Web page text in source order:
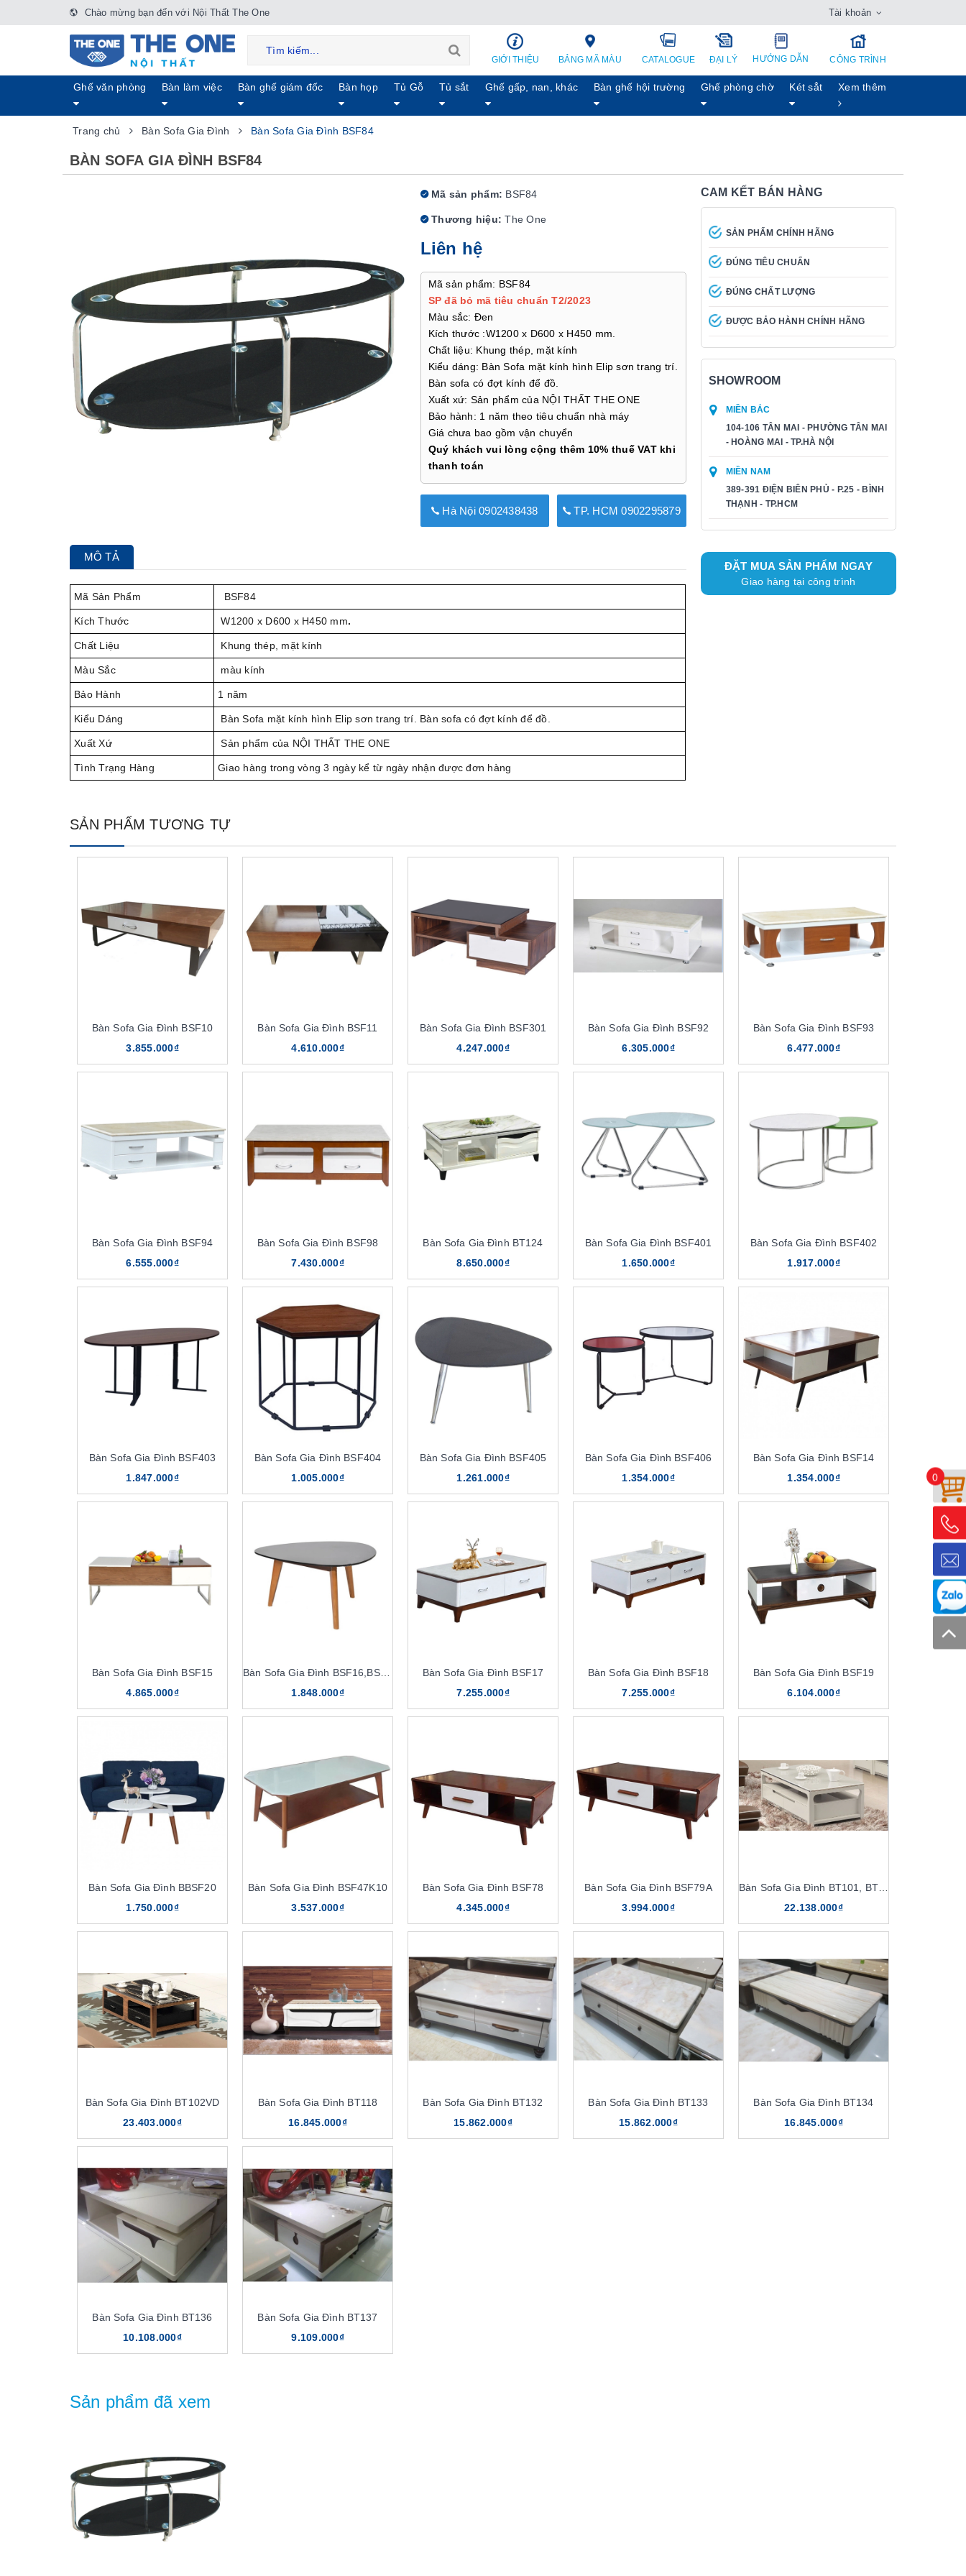
Chào mừng bạn đến với Nội Thất The One Tài khoản
GIỚI THIỆU BẢNG MÃ MÀU CATALOGUE ĐẠI LÝ HƯỚNG DẪN CÔNG TRÌNH
Ghế văn phòng Bàn làm việc Bàn ghế giám đốc Bàn họp Tủ Gỗ Tủ sắt Ghế gấp, nan, khác Bàn ghế hội trường Ghế phòng chờ Két sẳt Xem thêm
Trang chủ Bàn Sofa Gia Đình Bàn Sofa Gia Đình BSF84
BÀN SOFA GIA ĐÌNH BSF84
Mã sản phẩm: BSF84
Thương hiệu: The One
Liên hệ
Mã sản phẩm: BSF84
SP đã bỏ mã tiêu chuẩn T2/2023
Màu sắc: Đen
Kích thước :W1200 x D600 x H450 mm.
Chất liệu: Khung thép, mặt kính
Kiểu dáng: Bàn Sofa mặt kính hình Elip sơn trang trí.
Bàn sofa có đợt kính để đồ.
Xuất xứ: Sản phẩm của NỘI THẤT THE ONE
Bảo hành: 1 năm theo tiêu chuẩn nhà máy
Giá chưa bao gồm vận chuyển
Quý khách vui lòng cộng thêm 10% thuế VAT khi
thanh toán
Hà Nội 0902438438 TP. HCM 0902295879
CAM KẾT BÁN HÀNG
SẢN PHẨM CHÍNH HÃNG
ĐÚNG TIÊU CHUẨN
ĐÚNG CHẤT LƯỢNG
ĐƯỢC BẢO HÀNH CHÍNH HÃNG
SHOWROOM
MIỀN BẮC
104-106 TÂN MAI - PHƯỜNG TÂN MAI
- HOÀNG MAI - TP.HÀ NỘI
MIỀN NAM
389-391 ĐIỆN BIÊN PHỦ - P.25 - BÌNH
THẠNH - TP.HCM
MÔ TẢ
Mã Sản Phẩm BSF84
Kích Thước W1200 x D600 x H450 mm.
Chất Liệu Khung thép, mặt kính
Màu Sắc màu kính
Bảo Hành 1 năm
Kiểu Dáng Bàn Sofa mặt kính hình Elip sơn trang trí. Bàn sofa có đợt kính để đồ.
Xuất Xứ Sản phẩm của NỘI THẤT THE ONE
Tình Trạng Hàng Giao hàng trong vòng 3 ngày kể từ ngày nhận được đơn hàng
ĐẶT MUA SẢN PHẨM NGAY
Giao hàng tại công trình
SẢN PHẨM TƯƠNG TỰ
Bàn Sofa Gia Đình BSF10
3.855.000₫
Bàn Sofa Gia Đình BSF11
4.610.000₫
Bàn Sofa Gia Đình BSF301
4.247.000₫
Bàn Sofa Gia Đình BSF92
6.305.000₫
Bàn Sofa Gia Đình BSF93
6.477.000₫
Bàn Sofa Gia Đình BSF94
6.555.000₫
Bàn Sofa Gia Đình BSF98
7.430.000₫
Bàn Sofa Gia Đình BT124
8.650.000₫
Bàn Sofa Gia Đình BSF401
1.650.000₫
Bàn Sofa Gia Đình BSF402
1.917.000₫
Bàn Sofa Gia Đình BSF403
1.847.000₫
Bàn Sofa Gia Đình BSF404
1.005.000₫
Bàn Sofa Gia Đình BSF405
1.261.000₫
Bàn Sofa Gia Đình BSF406
1.354.000₫
Bàn Sofa Gia Đình BSF14
1.354.000₫
Bàn Sofa Gia Đình BSF15
4.865.000₫
Bàn Sofa Gia Đình BSF16,BSF16,K8
1.848.000₫
Bàn Sofa Gia Đình BSF17
7.255.000₫
Bàn Sofa Gia Đình BSF18
7.255.000₫
Bàn Sofa Gia Đình BSF19
6.104.000₫
Bàn Sofa Gia Đình BBSF20
1.750.000₫
Bàn Sofa Gia Đình BSF47K10
3.537.000₫
Bàn Sofa Gia Đình BSF78
4.345.000₫
Bàn Sofa Gia Đình BSF79A
3.994.000₫
Bàn Sofa Gia Đình BT101, BT101D
22.138.000₫
Bàn Sofa Gia Đình BT102VD
23.403.000₫
Bàn Sofa Gia Đình BT118
16.845.000₫
Bàn Sofa Gia Đình BT132
15.862.000₫
Bàn Sofa Gia Đình BT133
15.862.000₫
Bàn Sofa Gia Đình BT134
16.845.000₫
Bàn Sofa Gia Đình BT136
10.108.000₫
Bàn Sofa Gia Đình BT137
9.109.000₫
Sản phẩm đã xem
0